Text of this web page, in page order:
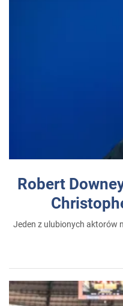
Robert
Jeden z ulubionych aktorów